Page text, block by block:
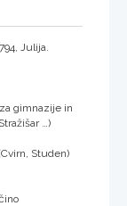
Julija.
gimnazije in
…)
Studen)